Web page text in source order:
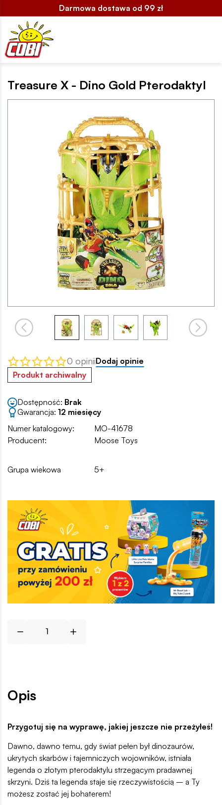
Darmowa dostawa od 99 zł
Treasure X - Dino Gold Pterodaktyl
0 opiniiDodaj opinie
Produkt archiwalny
Dostępność: Brak
Gwarancja: 12 miesięcy
Numer katalogowy:
MO-41678
Producent:
Moose Toys
Grupa wiekowa 5+
Opis
Przygotuj się na wyprawę, jakiej jeszcze nie przeżyłeś!
Dawno, dawno temu, gdy świat pełen był dinozaurów,
ukrytych skarbów i tajemniczych wojowników, istniała
legenda o złotym pterodaktylu strzegącym pradawnej
skrzyni. Dziś ta legenda staje się rzeczywistością – a Ty
możesz zostać jej bohaterem!